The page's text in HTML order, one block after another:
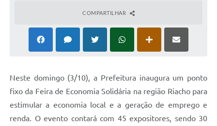
COMPARTILHAR
Neste domingo (3/10), a Prefeitura inaugura um ponto
fixo da Feira de Economia Solidária na região Riacho para
estimular a economia local e a geração de emprego e
renda. O evento contará com 45 expositores, sendo 30